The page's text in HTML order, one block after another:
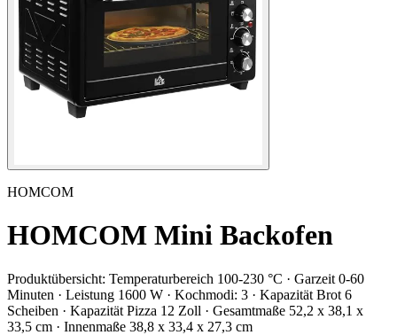
HOMCOM
HOMCOM Mini Backofen
Produktübersicht: Temperaturbereich 100-230 °C · Garzeit 0-60
Minuten · Leistung 1600 W · Kochmodi: 3 · Kapazität Brot 6
Scheiben · Kapazität Pizza 12 Zoll · Gesamtmaße 52,2 x 38,1 x
33,5 cm · Innenmaße 38,8 x 33,4 x 27,3 cm